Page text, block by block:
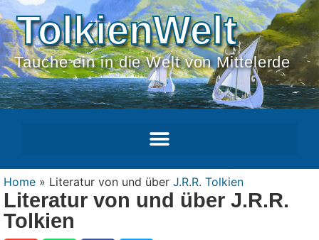
TolkienWelt
Tauche ein in die Welt von Mittelerde
Home » Literatur von und über J.R.R. Tolkien
Literatur von und über J.R.R.
Tolkien